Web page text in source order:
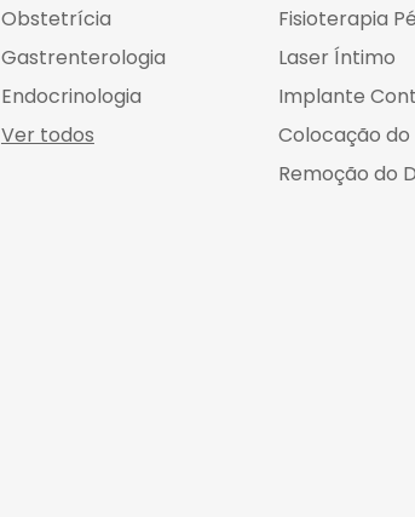
Obstetrícia
Gastrenterologia
Endocrinologia
Ver todos
Fisioterapia
Laser Íntimo
Implante
Colocação do
Remoção do